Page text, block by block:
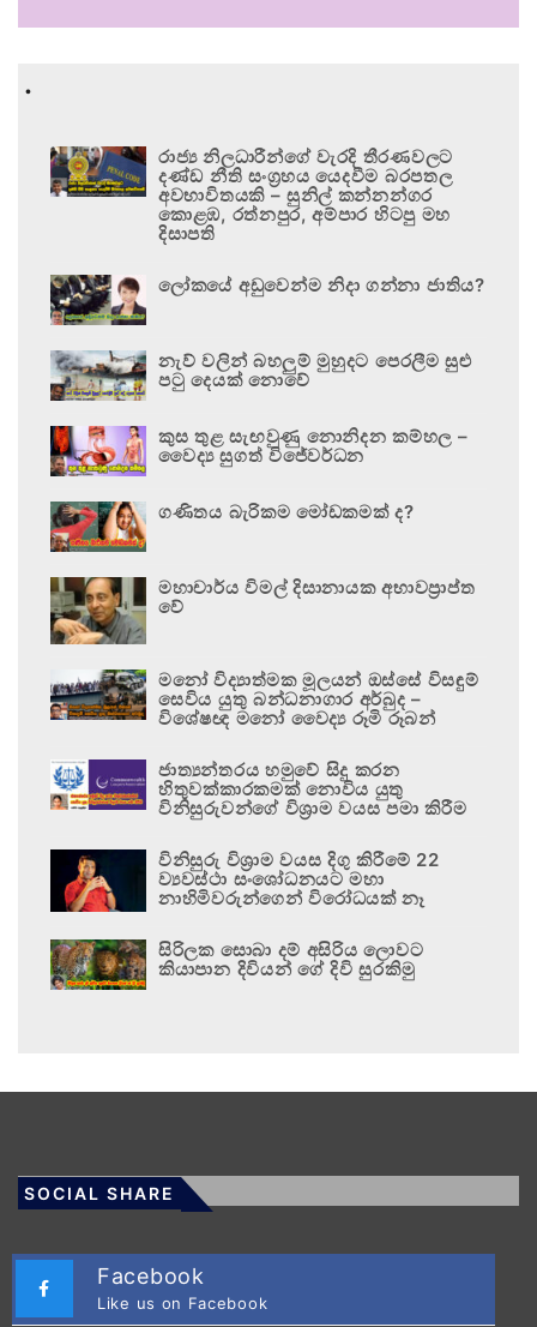
.
රාජ්‍ය නිලධාරීන්ගේ වැරදි තීරණවලට
දණ්ඩ නීති සංග්‍රහය යෙදවීම බරපතල
අවභාවිතයකි – සුනිල් කන්නන්ගර
කොළඹ, රත්නපුර, අම්පාර හිටපු මහ
දිසාපති
ලෝකයේ අඩුවෙන්ම නිදා ගන්නා ජාතිය?
නැව් වලින් බහලුම් මුහුදට පෙරලීම සුළු
පටු දෙයක් නොවේ
කුස තුළ සැඟවුණු නොනිදන කම්හල –
වෛද්‍ය සුගත් විජේවර්ධන
ගණිතය බැරිකම මෝඩකමක් ද?
මහාචාර්ය විමල් දිසානායක අභාවප්‍රාප්ත
වේ
මනෝ විද්‍යාත්මක මූලයන් ඔස්සේ විසඳුම්
සෙවිය යුතු බන්ධනාගාර අර්බුද –
විශේෂඥ මනෝ වෛද්‍ය රූමි රූබන්
ජාත්‍යන්තරය හමුවේ සිදු කරන
හිතුවක්කාරකමක් නොවිය යුතු
විනිසුරුවන්ගේ විශ්‍රාම වයස පමා කිරීම
විනිසුරු විශ්‍රාම වයස දිගු කිරීමේ 22
ව්‍යවස්ථා සංශෝධනයට මහා
නාහිමිවරුන්ගෙන් විරෝධයක් නෑ
සිරිලක සොබා දම් අසිරිය ලොවට
කියාපාන දිවියන් ගේ දිවි සුරකිමු
SOCIAL SHARE
Facebook
Like us on Facebook